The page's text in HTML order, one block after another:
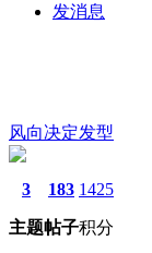
发消息
风向决定发型
3
主题
183
帖子
1425
积分